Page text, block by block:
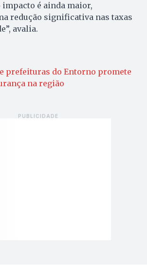
é ainda maior,
redução significativa nas taxas
avalia.
prefeituras do Entorno promete
na região